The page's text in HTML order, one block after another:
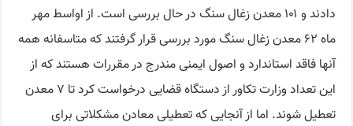
دادند و ۱۰۱ معدن زغال سنگ در حال بررسی است. از اواسط مهر
ماه ۶۲ معدن زغال سنگ مورد بررسی قرار گرفتند که متاسفانه همه
آنها فاقد استاندارد و اصول ایمنی مندرج در مقررات هستند که از
این تعداد وزارت تکاور از دستگاه قضایی درخواست کرد تا ۷ معدن
تعطیل شوند. اما از آنجایی که تعطیلی معادن مشکلاتی برای